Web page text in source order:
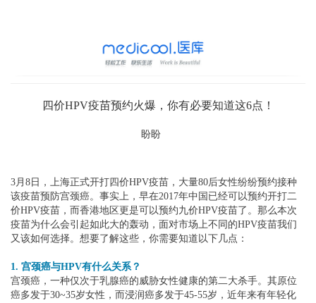
四价HPV疫苗预约火爆，你有必要知道这6点！
盼盼
3月8日，上海正式开打四价HPV疫苗，大量80后女性纷纷预约接种
该疫苗预防宫颈癌。事实上，早在2017年中国已经可以预约开打二
价HPV疫苗，而香港地区更是可以预约九价HPV疫苗了。那么本次
疫苗为什么会引起如此大的轰动，面对市场上不同的HPV疫苗我们
又该如何选择。想要了解这些，你需要知道以下几点：
1. 宫颈癌与HPV有什么关系？
宫颈癌，一种仅次于乳腺癌的威胁女性健康的第二大杀手。其原位
癌多发于30~35岁女性，而浸润癌多发于45-55岁，近年来有年轻化